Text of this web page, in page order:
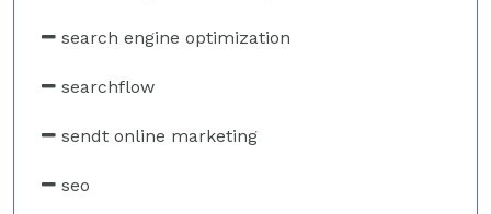
search engine optimization
searchflow
sendt online marketing
seo